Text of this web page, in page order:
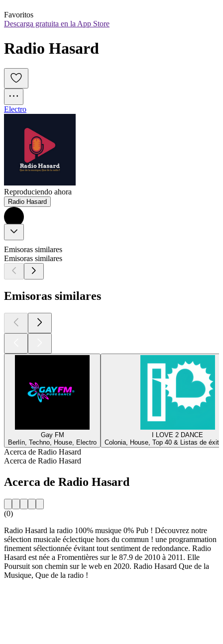
Favoritos
Descarga gratuita en la App Store
Radio Hasard
Electro
Reproduciendo ahora
Radio Hasard
Emisoras similares
Emisoras similares
Emisoras similares
Gay FM
Berlín, Techno, House, Electro
I LOVE 2 DANCE
Colonia, House, Top 40 & Listas de
Acerca de Radio Hasard
Acerca de Radio Hasard
Acerca de Radio Hasard
(0)
Radio Hasard la radio 100% musique 0% Pub ! Découvrez notre
sélection musicale éclectique hors du commun ! une programmation
finement sélectionnée évitant tout sentiment de redondance. Radio
Hasard est née a Fromentières sur le 87.9 de 2010 à 2011. Elle
Poursuit son chemin sur le web en 2020. Radio Hasard Que de la
Musique, Que de la radio !